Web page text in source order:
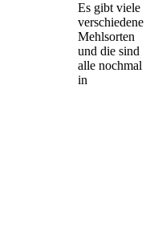
Es gibt viele
verschiedene
Mehlsorten
und die sind
alle nochmal
in